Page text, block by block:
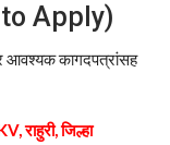
to Apply)
आवश्यक कागदपत्रांसह
राहुरी, जिल्हा